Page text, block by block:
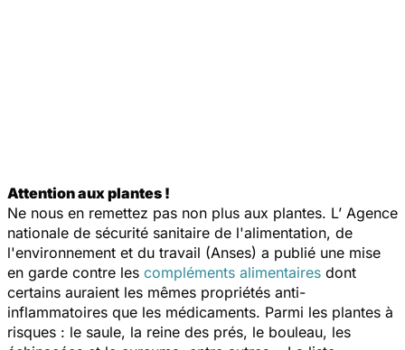
Attention aux plantes !
Ne nous en remettez pas non plus aux plantes. L’ Agence
nationale de sécurité sanitaire de l'alimentation, de
l'environnement et du travail (Anses) a publié une mise
en garde contre les compléments alimentaires dont
certains auraient les mêmes propriétés anti-
inflammatoires que les médicaments. Parmi les plantes à
risques : le saule, la reine des prés, le bouleau, les